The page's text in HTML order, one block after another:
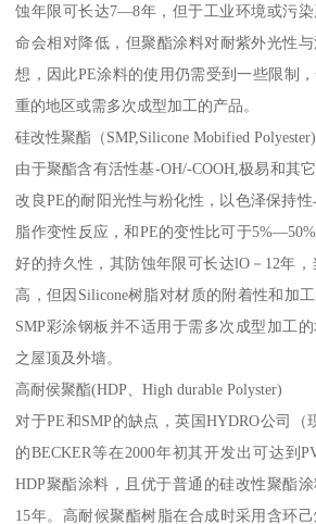
蚀年限可长达7—8年，但于工业环境或污
命会相对降低，但聚酯涂料对耐紫外光性
想，因此PE涂料的使用仍需受到一些限制
重的地区或需多次成型加工的产品。
硅改性聚酯（SMP,Silicone Mobified Polyester)
由于聚酯含有活性基-OH/-COOH,极易和其
改良PE的耐阳光性与粉化性，以色泽保持
脂作变性反应，和PE的变性比可于
好的持久性，其防蚀年限可长达lO－12年
高，但因Silicone树脂对材质的附着性和加
SMP彩涂钢板并不适用于需多次成型加工
之屋顶及外墙。
高耐侯聚酯(HDP、High durable Polyster)
对于PE和SMP的缺点，英国HYDRO公司（
的BECKER等在2000年初其开发出可达到
HDP聚酯涂料，且优于普通的硅改性聚酯
15年。高耐候聚酯树脂在合成时采用含环